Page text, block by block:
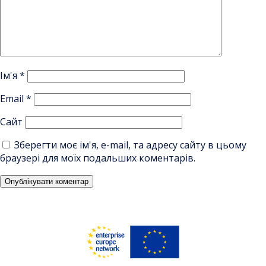
Ім'я *
Email *
Сайт
Зберегти моє ім'я, e-mail, та адресу сайту в цьому
браузері для моїх подальших коментарів.